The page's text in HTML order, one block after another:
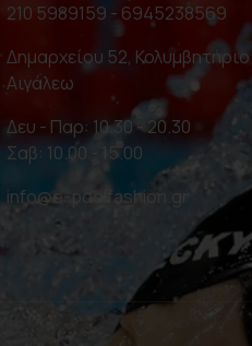
210 5989159 - 6945238569
Δημαρχείου 52, Κολυμβητήριο
Αιγάλεω
Δευ - Παρ: 10.30 - 20.30
Σαβ: 10.00 - 15.00
info@e-poolfashion.gr